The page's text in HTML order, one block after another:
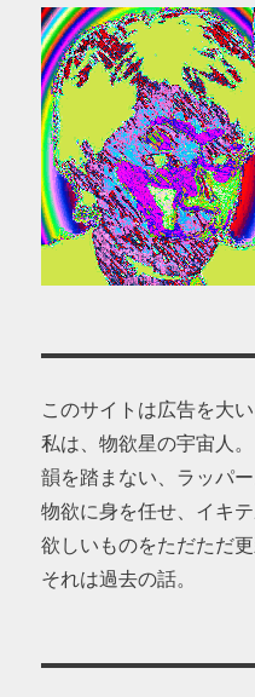
このサイトは広告を大
私は、物欲星の宇宙人。
韻を踏まない、ラッパー
物欲に身を任せ、イキテ
欲しいものをただただ
それは過去の話。